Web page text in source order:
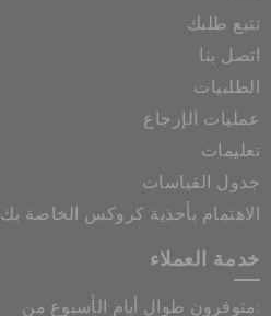
تتبع طلبك
اتصل بنا
الطلبيات
عمليات الإرجاع
تعليمات
جدول القياسات
الاهتمام بأحذية كروكس الخاصة بك
خدمة العملاء
متوفرون طوال أيام الأسبوع من: